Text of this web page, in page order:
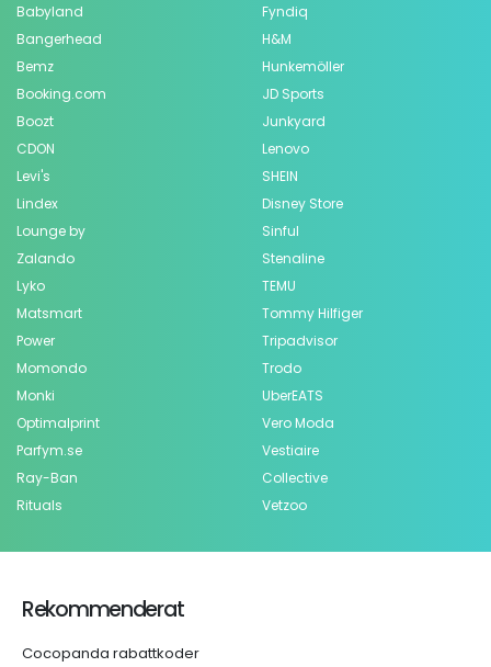
Babyland
Bangerhead
Bemz
Booking.com
Boozt
CDON
Fyndiq
H&M
Hunkemöller
JD Sports
Junkyard
Lenovo
Levi's
Lindex
Lounge by
Zalando
Lyko
Matsmart
Power
Momondo
Monki
Optimalprint
Parfym.se
Ray-Ban
Rituals
SHEIN
Disney Store
Sinful
Stenaline
TEMU
Tommy Hilfiger
Tripadvisor
Trodo
UberEATS
Vero Moda
Vestiaire
Collective
Vetzoo
Rekommenderat
Cocopanda rabattkoder